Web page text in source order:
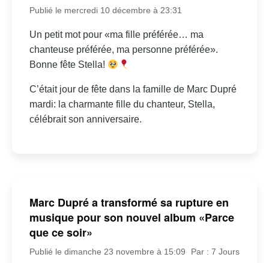
Publié le mercredi 10 décembre à 23:31
Un petit mot pour «ma fille préférée… ma
chanteuse préférée, ma personne préférée».
Bonne fête Stella!
C’était jour de fête dans la famille de Marc Dupré
mardi: la charmante fille du chanteur, Stella,
célébrait son anniversaire.
Marc Dupré a transformé sa rupture en
musique pour son nouvel album «Parce
que ce soir»
Publié le dimanche 23 novembre à 15:09 Par : 7 Jours